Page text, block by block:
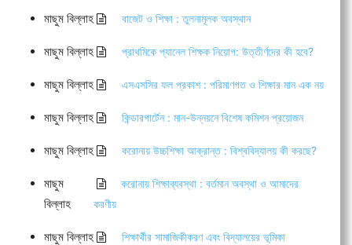
মাছুম বিল্লাহ বাজেট ও শিক্ষা : তুলনামূলক অবস্থান
মাছুম বিল্লাহ প্রাথমিকে প্যানেল শিক্ষক নিয়োগ: উত্তীর্ণদের কী হবে?
মাছুম বিল্লাহ এসএসসির ফল প্রকাশ : পরিমাণগত ও শিক্ষার মান এক নয়
মাছুম বিল্লাহ কিন্ডারগার্টেন : মান-উন্নয়নে বিশেষ কমিশন প্রয়োজন
মাছুম বিল্লাহ করোনায় উচ্চশিক্ষা আক্রান্ত : বিশ্ববিদ্যালয় কী করছে?
মাছুম
বিল্লাহ
করোনায় শিক্ষাব্যবস্থা : বর্তমান অবস্থা ও আমাদের
করণীয়
মাছুম বিল্লাহ শিক্ষার্থীর সামাজিকীকরণ এবং বিদ্যালয়ের ভূমিকা